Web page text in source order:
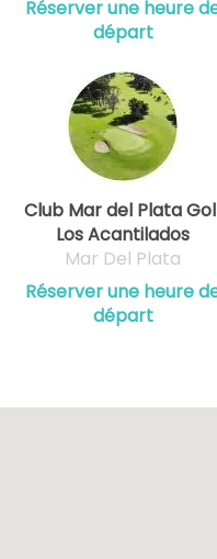
Réserver une heure
départ
Club Mar del Plata
Los Acantilados
Mar Del Plata
Réserver une heure
départ